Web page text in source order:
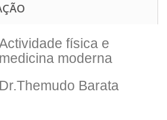
física e
medicina moderna
Dr.Themudo Barata